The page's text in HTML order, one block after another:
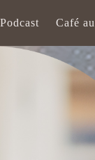
Podcast Café